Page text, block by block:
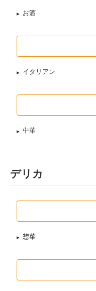
お酒
イタリアン
中華
デリカ
惣菜